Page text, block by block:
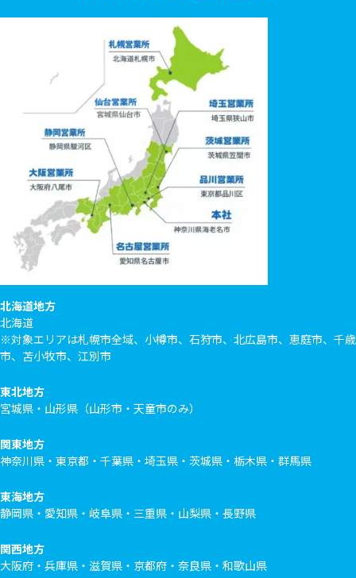
北海道地方
北海道
※対象エリアは札幌市全域、小樽市、石狩市、北広島市、恵庭市、千歳
市、苫小牧市、江別市
東北地方
宮城県・山形県（山形市・天童市のみ）
関東地方
神奈川県・東京都・千葉県・埼玉県・茨城県・栃木県・群馬県
東海地方
静岡県・愛知県・岐阜県・三重県・山梨県・長野県
関西地方
大阪府・兵庫県・滋賀県・京都府・奈良県・和歌山県